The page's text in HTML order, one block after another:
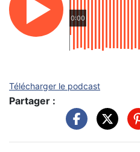
0:00
Télécharger le podcast
Partager :